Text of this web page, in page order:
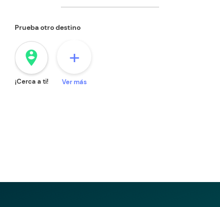
Prueba otro destino
person_pin_circle
¡Cerca a ti!
+
Ver más